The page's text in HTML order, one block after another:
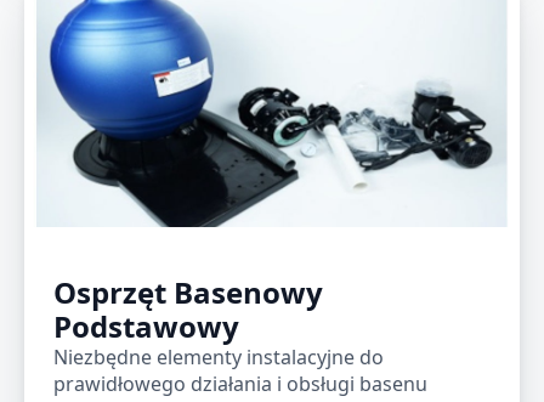
Osprzęt Basenowy
Podstawowy
Niezbędne elementy instalacyjne do
prawidłowego działania i obsługi basenu